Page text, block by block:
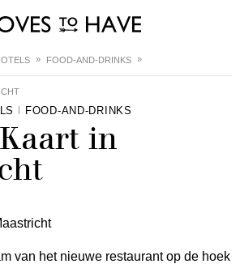
FOOD-AND-DRINKS
FOOD-AND-DRINKS
in
van het nieuwe restaurant op de hoek